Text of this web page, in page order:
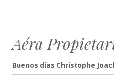
Aéra
Buenos días Christophe